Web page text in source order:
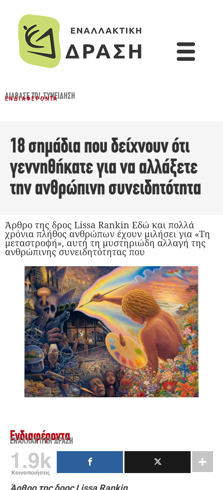
ΔΙΆΒΑΣΈ ΤΟ!,ΣΥΝΕΊΔΗΣΗ
ΕΝΔΙΑΦΈΡΟΝΤΑ
18 σημάδια που δείχνουν ότι
γεννηθήκατε για να αλλάξετε
την ανθρώπινη συνειδητότητα
Άρθρο της δρος Lissa Rankin Εδώ και πολλά
χρόνια πλήθος ανθρώπων έχουν μιλήσει για «Τη
μεταστροφή», αυτή τη μυστηριώδη αλλαγή της
ανθρώπινης συνειδητότητας που
Ενδιαφέροντα
ΕΝΑΛΛΑΚΤΙΚΉ ΔΡΆΣΗ
1.9k
Κοινοποιήσεις
Άρθρο της δρος Lissa Rankin